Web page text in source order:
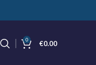
0 €0.00